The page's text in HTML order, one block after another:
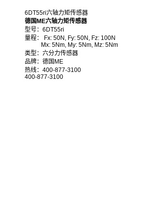
6DT55ri六轴力矩传感器
德国ME六轴力矩传感器
型号：6DT55ri
量程： Fx: 50N, Fy: 50N, Fz: 100N
Mx: 5Nm, My: 5Nm, Mz: 5Nm
类型：六分力传感器
品牌：德国ME
热线：400-877-3100
400-877-3100